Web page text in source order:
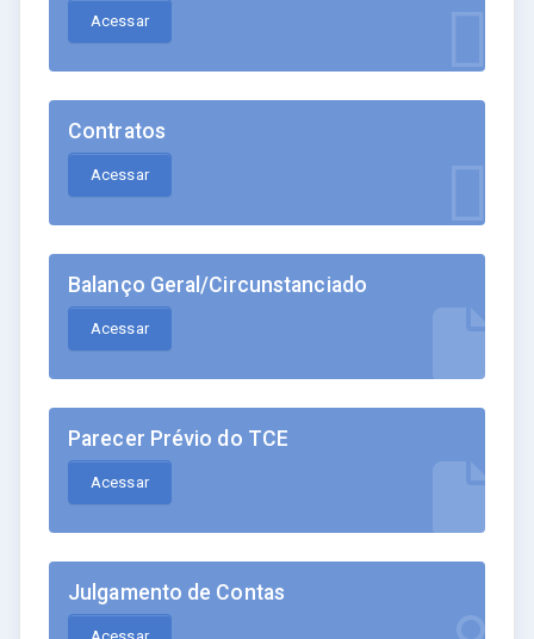
Acessar
Contratos
Acessar
Balanço Geral/Circunstanciado
Acessar
Parecer Prévio do TCE
Acessar
Julgamento de Contas